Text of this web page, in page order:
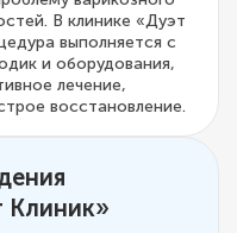
В клинике «Дуэт
выполняется с
и оборудования,
лечение,
восстановление.
Клиник»